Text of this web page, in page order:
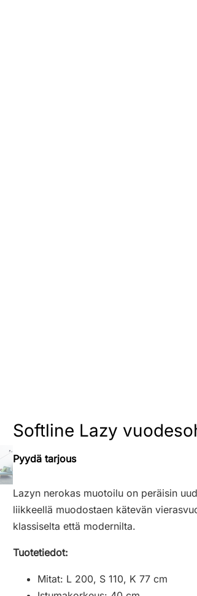
Softline Lazy
Pyydä tarjous
Lazyn nerokas muotoilu on peräisin
liikkeellä muodostaen kätevän
klassiselta että modernilta.
Tuotetiedot:
Mitat: L 200, S 110, K 77 cm